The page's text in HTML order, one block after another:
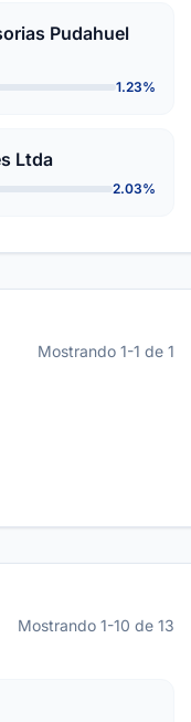
Pudahuel
1.23%
Ltda
2.03%
Mostrando 1-1 de 1
Mostrando 1-10 de 13